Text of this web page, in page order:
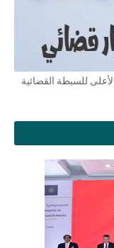
الأعلى للسبطة القضائية